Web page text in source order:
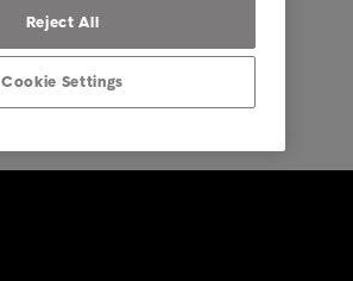
Reject All
Cookie Settings